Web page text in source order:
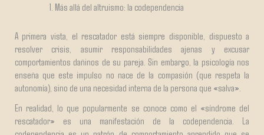
Más allá del altruismo: la codependencia
A primera vista, el rescatador está siempre disponible, dispuesto a
resolver crisis, asumir responsabilidades ajenas y excusar
comportamientos dañinos de su pareja. Sin embargo, la psicología nos
enseña que este impulso no nace de la compasión (que respeta la
autonomía), sino de una necesidad interna de la persona que «salva».
En realidad, lo que popularmente se conoce como el «síndrome del
rescatador» es una manifestación de la codependencia. La